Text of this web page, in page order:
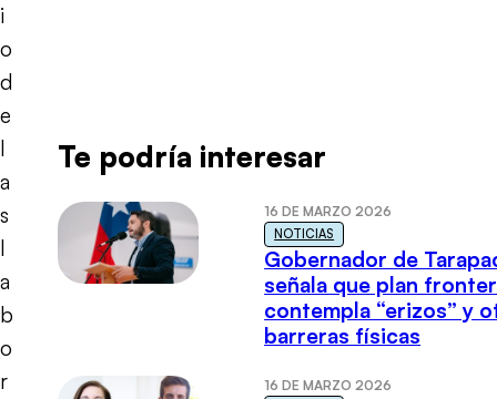
i
o
d
e
l
a
s
l
a
b
o
r
Te podría interesar
16 DE MARZO 2026
NOTICIAS
Gobernador de
señala que plan
contempla “erizos” y
barreras físicas
16 DE MARZO 2026